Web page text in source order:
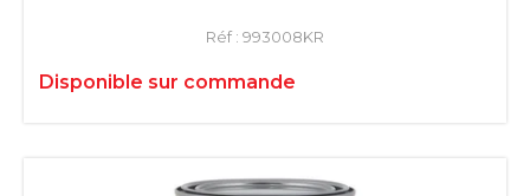
Réf : 993008KR
Disponible sur commande